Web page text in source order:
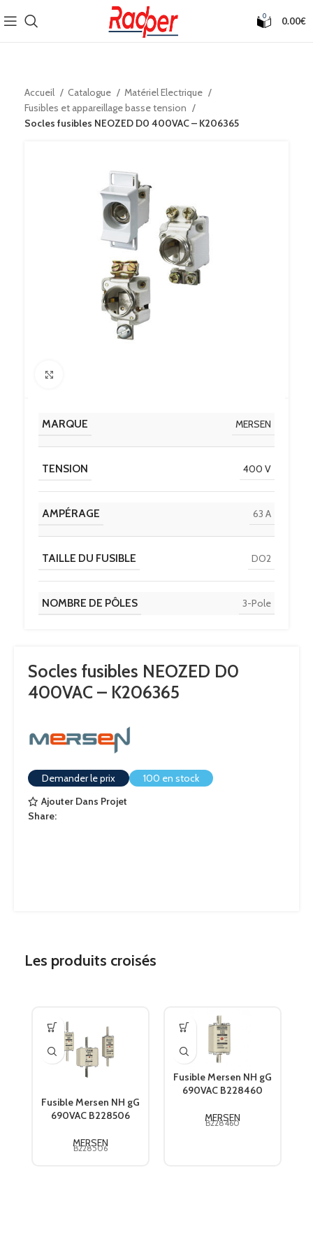
0 0.00€
Accueil Catalogue
Matériel Electrique
Fusibles et appareillage basse tension
Socles fusibles NEOZED D0 400VAC – K206365
MARQUE MERSEN
TENSION 400 V
AMPÉRAGE 63 A
TAILLE DU FUSIBLE DO2
NOMBRE DE PÔLES 3-Pole
Socles fusibles NEOZED D0
400VAC – K206365
Demander le prix
100 en stock
Ajouter Dans Projet
Share:
Les produits croisés
Fusible Mersen NH gG
690VAC B228506
MERSEN
B228506
Fusible Mersen NH gG
690VAC B228460
MERSEN
B228460